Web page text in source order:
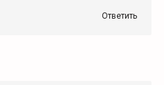
Ответить